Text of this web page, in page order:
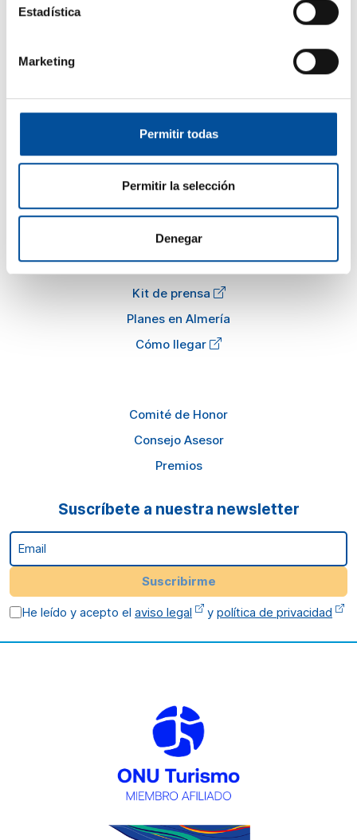
Estadística
Marketing
Permitir todas
Permitir la selección
Denegar
awards@sunandbluecongress.com
Sun&Blue
El congreso
Turismo y Economía Azul
Actualidad
Preguntas frecuentes
Información
Kit de prensa
Planes en Almería
Cómo llegar
Comité de Honor
Consejo Asesor
Premios
Suscríbete a nuestra newsletter
Email
Suscribirme
He leído y acepto elaviso legal ypolítica de privacidad